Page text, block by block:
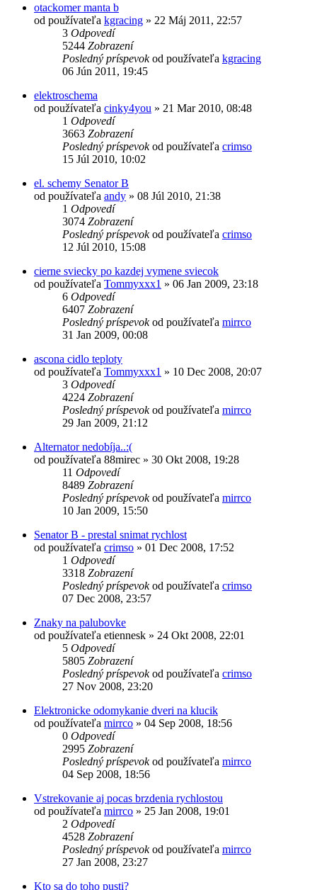
otackomer manta b
od používateľa kgracing » 22 Máj 2011, 22:57
3 Odpovedí
5244 Zobrazení
Posledný príspevokod používateľa kgracing
06 Jún 2011, 19:45
elektroschema
od používateľa cinky4you » 21 Mar 2010, 08:48
1 Odpovedí
3663 Zobrazení
Posledný príspevokod používateľa crimso
15 Júl 2010, 10:02
el. schemy Senator B
od používateľa andy » 08 Júl 2010, 21:38
1 Odpovedí
3074 Zobrazení
Posledný príspevokod používateľa crimso
12 Júl 2010, 15:08
cierne sviecky po kazdej vymene sviecok
od používateľa Tommyxxx1 » 06 Jan 2009, 23:18
6 Odpovedí
6407 Zobrazení
Posledný príspevokod používateľa mirrco
31 Jan 2009, 00:08
ascona cidlo teploty
od používateľa Tommyxxx1 » 10 Dec 2008, 20:07
3 Odpovedí
4224 Zobrazení
Posledný príspevokod používateľa mirrco
29 Jan 2009, 21:12
Alternator nedobíja..:(
od používateľa 88mirec » 30 Okt 2008, 19:28
11 Odpovedí
8489 Zobrazení
Posledný príspevokod používateľa mirrco
10 Jan 2009, 15:50
Senator B - prestal snimat rychlost
od používateľa crimso » 01 Dec 2008, 17:52
1 Odpovedí
3318 Zobrazení
Posledný príspevokod používateľa crimso
07 Dec 2008, 23:57
Znaky na palubovke
od používateľa etiennesk » 24 Okt 2008, 22:01
5 Odpovedí
5805 Zobrazení
Posledný príspevokod používateľa crimso
27 Nov 2008, 23:20
Elektronicke odomykanie dveri na klucik
od používateľa mirrco » 04 Sep 2008, 18:56
0 Odpovedí
2995 Zobrazení
Posledný príspevokod používateľa mirrco
04 Sep 2008, 18:56
Vstrekovanie aj pocas brzdenia rychlostou
od používateľa mirrco » 25 Jan 2008, 19:01
2 Odpovedí
4528 Zobrazení
Posledný príspevokod používateľa mirrco
27 Jan 2008, 23:27
Kto sa do toho pusti?